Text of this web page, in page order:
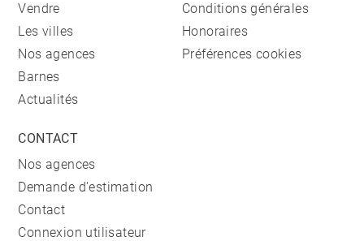
Vendre
Les villes
Nos agences
Barnes
Actualités
Conditions générales
Honoraires
Préférences cookies
CONTACT
Nos agences
Demande d'estimation
Contact
Connexion utilisateur